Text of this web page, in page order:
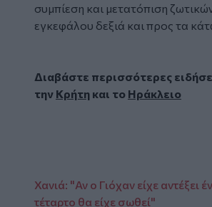
συμπίεση και μετατόπιση
εγκεφάλου δεξιά και προς τα
Διαβάστε περισσότερες
την Κρήτη και το Ηράκλειο
Χανιά: "Αν ο Γιόχαν είχε αντέξει
τέταρτο θα είχε σωθεί"